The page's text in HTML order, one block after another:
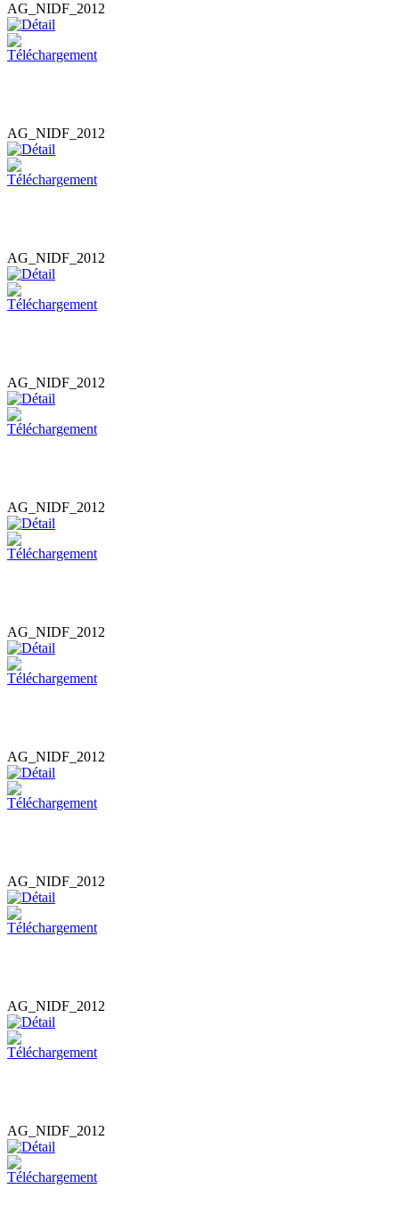
AG_NIDF_2012
AG_NIDF_2012
AG_NIDF_2012
AG_NIDF_2012
AG_NIDF_2012
AG_NIDF_2012
AG_NIDF_2012
AG_NIDF_2012
AG_NIDF_2012
AG_NIDF_2012